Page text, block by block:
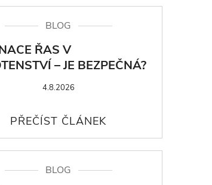
BLOG
ŘAS V
– JE BEZPEČNÁ?
4.8.2026
BLOG